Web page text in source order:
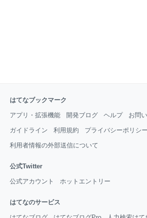
はてなブックマーク
アプリ・拡張機能 開発ブログ ヘルプ お問
ガイドライン 利用規約 プライバシーポリシー
利用者情報の外部送信について
公式Twitter
公式アカウント ホットエントリー
はてなのサービス